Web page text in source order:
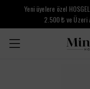
Yeni üyelere özel
2.500 ₺ ve Üzeri